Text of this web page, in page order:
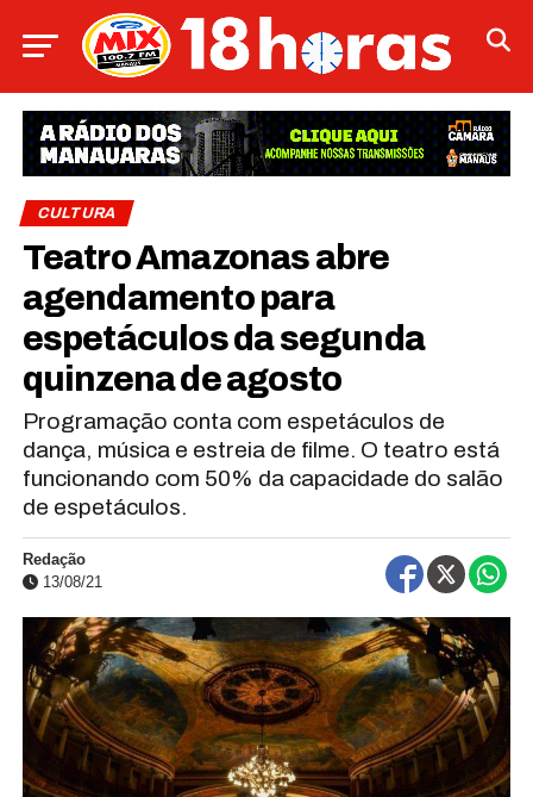
CULTURA
Teatro Amazonas abre
agendamento para
espetáculos da segunda
quinzena de agosto
Programação conta com espetáculos de
dança, música e estreia de filme. O teatro está
funcionando com 50% da capacidade do salão
de espetáculos.
Redação
13/08/21